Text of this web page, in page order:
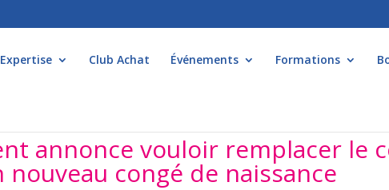
Expertise Club Achat Événements Formations
annonce vouloir remplacer le
congé de naissance